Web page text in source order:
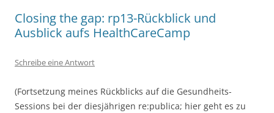
Closing the gap: rp13-Rückblick und
Ausblick aufs HealthCareCamp
Schreibe eine Antwort
(Fortsetzung meines Rückblicks auf die Gesundheits-
Sessions bei der diesjährigen re:publica; hier geht es zu